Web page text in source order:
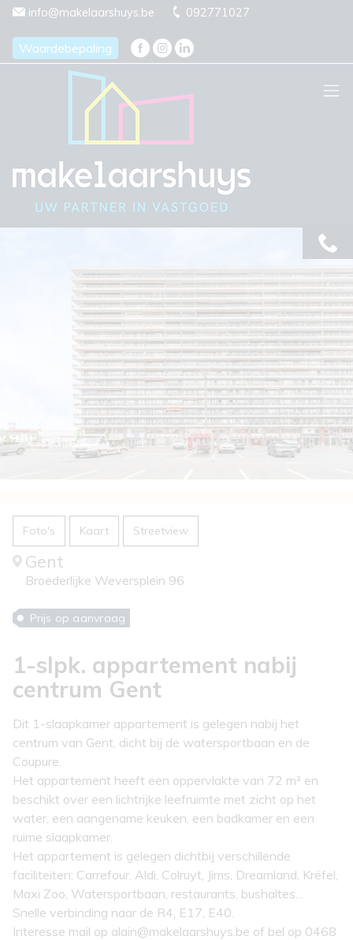
Menu overslaan en naar de inhoud gaan
info@makelaarshuys.be 092771027
Waardebepaling
1-slpk. appartement nabij
centrum Gent
Gent
Broederlijke Weversplein 96
Prijs op aanvraag
Foto's Kaart Streetview
Dit 1-slaapkamer appartement is gelegen nabij het
centrum van Gent, dicht bij de watersportbaan en de
Coupure.
Het appartement heeft een oppervlakte van 72 m² en
beschikt over een lichtrijke leefruimte met zicht op het
water, een aangename keuken, een badkamer en een
ruime slaapkamer.
Het appartement is gelegen dichtbij verschillende
faciliteiten; Carrefour, Aldi, Colruyt, Jims, Dreamland, Krëfel,
Maxi Zoo, Watersportbaan, restaurants, bushaltes...
Snelle verbinding naar de R4, E17, E40.
Interesse mail op alain@makelaarshuys.be of bel op 0468